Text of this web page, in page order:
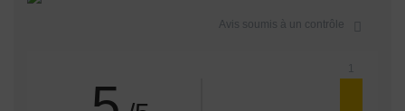
Avis soumis à un contrôle